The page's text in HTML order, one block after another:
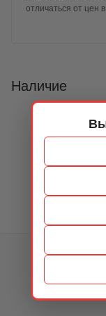
отличаться от цен
Наличие